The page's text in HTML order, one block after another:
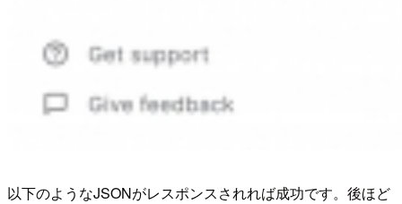
以下のようなJSONがレスポンスされれば成功です。後ほど